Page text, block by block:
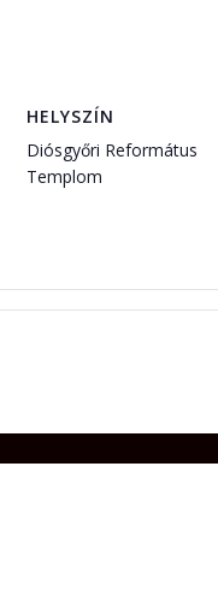
HELYSZÍN
Diósgyőri Református
Templom